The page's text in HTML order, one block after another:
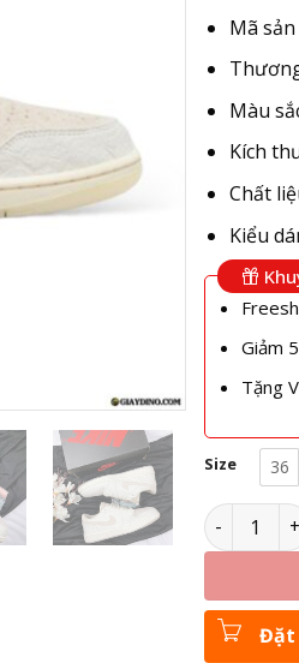
Mã
Màu
Kích
Chất
Kiểu
Giảm
Tặng
Size 36
Giày Nike
Đặt